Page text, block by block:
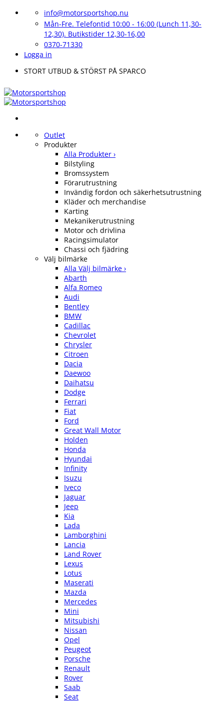
Skip
info@motorsportshop.nu
Mån-Fre. Telefontid 10:00 - 16:00 (Lunch 11,30-
12,30). Butikstider 12,30-16,00
0370-71330
Logga in
STORT UTBUD & STÖRST PÅ SPARCO
Outlet
Produkter
Alla Produkter ›
Bilstyling
Bromssystem
Förarutrustning
Invändig fordon och säkerhetsutrustning
Kläder och merchandise
Karting
Mekanikerutrustning
Motor och drivlina
Racingsimulator
Chassi och fjädring
Välj bilmärke
Alla Välj bilmärke ›
Abarth
Alfa Romeo
Audi
Bentley
BMW
Cadillac
Chevrolet
Chrysler
Citroen
Dacia
Daewoo
Daihatsu
Dodge
Ferrari
Fiat
Ford
Great Wall Motor
Holden
Honda
Hyundai
Infinity
Isuzu
Iveco
Jaguar
Jeep
Kia
Lada
Lamborghini
Lancia
Land Rover
Lexus
Lotus
Maserati
Mazda
Mercedes
Mini
Mitsubishi
Nissan
Opel
Peugeot
Porsche
Renault
Rover
Saab
Seat